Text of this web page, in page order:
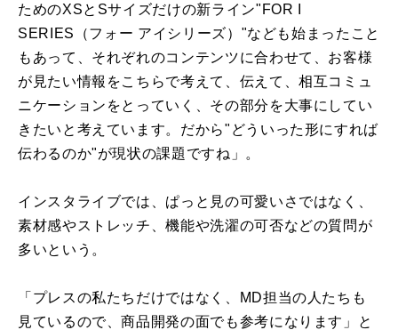
ためのXSとSサイズだけの新ライン"FOR I
SERIES（フォー アイシリーズ）"なども始まったこと
もあって、それぞれのコンテンツに合わせて、お客様
が見たい情報をこちらで考えて、伝えて、相互コミュ
ニケーションをとっていく、その部分を大事にしてい
きたいと考えています。だから"どういった形にすれば
伝わるのか"が現状の課題ですね」。
インスタライブでは、ぱっと見の可愛いさではなく、
素材感やストレッチ、機能や洗濯の可否などの質問が
多いという。
「プレスの私たちだけではなく、MD担当の人たちも
見ているので、商品開発の面でも参考になります」と